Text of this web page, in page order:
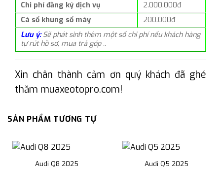
Chi phí đăng ký dịch vụ
2.000.000đ
Cà số khung số máy
200.000đ
Lưu ý: Sẽ phát sinh thêm một số chi phí nếu khách hàng
tự rút hồ sơ, mua trả góp ..
Xin chân thành cảm ơn quý khách đã ghé
thăm muaxeotopro.com!
SẢN PHẨM TƯƠNG TỰ
Audi Q8 2025 Audi Q5 2025